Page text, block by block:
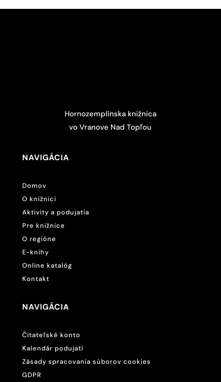
Hornozemplínska knižnica
vo Vranove Nad Topľou
NAVIGÁCIA
Domov
O knižnici
Aktivity a podujatia
Pre knižnice
O regióne
E-knihy
Online katalóg
Kontakt
NAVIGÁCIA
Čitateľské konto
Kalendár podujatí
Zásady spracovania súborov cookies
GDPR